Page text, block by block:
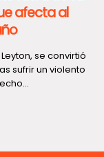
afecta al
se convirtió
sufrir un violento